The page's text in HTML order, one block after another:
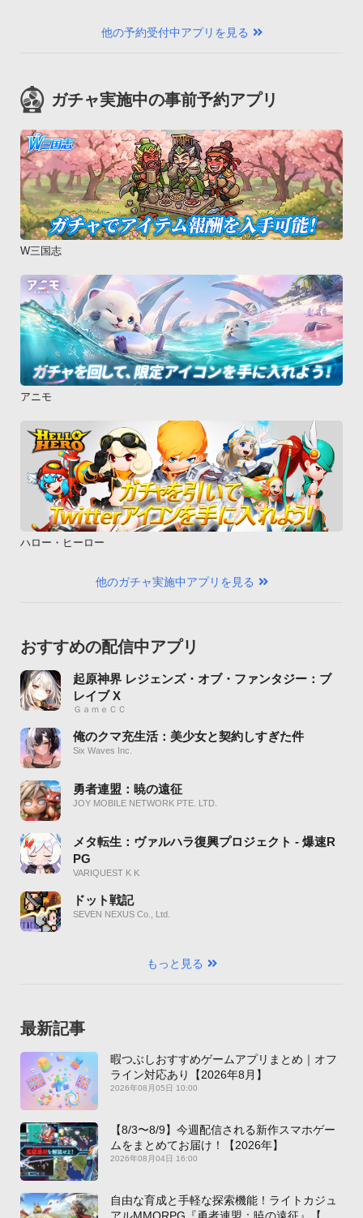
他の予約受付中アプリを見る
ガチャ実施中の事前予約アプリ
W三国志
アニモ
ハロー・ヒーロー
他のガチャ実施中アプリを見る
おすすめの配信中アプリ
起原神界 レジェンズ・オブ・ファンタジー：ブ
レイブ X
ＧａｍｅＣＣ
俺のクマ充生活：美少女と契約しすぎた件
Six Waves Inc.
勇者連盟：暁の遠征
JOY MOBILE NETWORK PTE. LTD.
メタ転生：ヴァルハラ復興プロジェクト - 爆速R
PG
VARIQUEST K K
ドット戦記
SEVEN NEXUS Co., Ltd.
もっと見る
最新記事
暇つぶしおすすめゲームアプリまとめ｜オフ
ライン対応あり【2026年8月】
2026年08月05日 10:00
【8/3〜8/9】今週配信される新作スマホゲー
ムをまとめてお届け！【2026年】
2026年08月04日 16:00
自由な育成と手軽な探索機能！ライトカジュ
アルMMORPG『勇者連盟：暁の遠征』【最